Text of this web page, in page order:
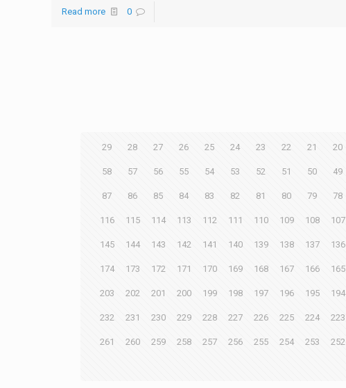
0
Read more
20
21
22
23
24
25
26
27
28
29
49
50
51
52
53
54
55
56
57
58
78
79
80
81
82
83
84
85
86
87
107
108
109
110
111
112
113
114
115
116
136
137
138
139
140
141
142
143
144
145
165
166
167
168
169
170
171
172
173
174
194
195
196
197
198
199
200
201
202
203
223
224
225
226
227
228
229
230
231
232
252
253
254
255
256
257
258
259
260
261